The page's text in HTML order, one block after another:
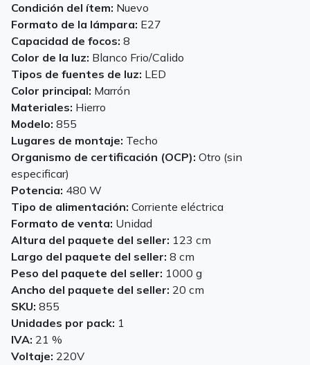
Condición del ítem: Nuevo
Formato de la lámpara: E27
Capacidad de focos: 8
Color de la luz: Blanco Frio/Calido
Tipos de fuentes de luz: LED
Color principal: Marrón
Materiales: Hierro
Modelo: 855
Lugares de montaje: Techo
Organismo de certificación (OCP): Otro (sin
especificar)
Potencia: 480 W
Tipo de alimentación: Corriente eléctrica
Formato de venta: Unidad
Altura del paquete del seller: 123 cm
Largo del paquete del seller: 8 cm
Peso del paquete del seller: 1000 g
Ancho del paquete del seller: 20 cm
SKU: 855
Unidades por pack: 1
IVA: 21 %
Voltaje: 220V